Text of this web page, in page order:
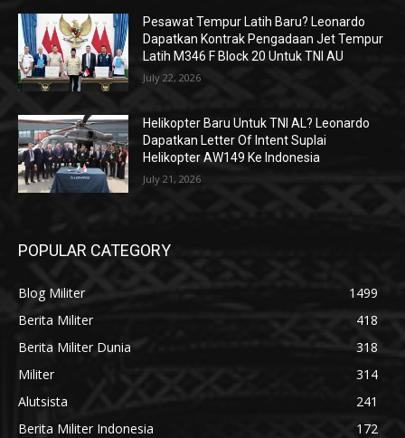
Pesawat Tempur Latih Baru? Leonardo
Dapatkan Kontrak Pengadaan Jet Tempur
Latih M346 F Block 20 Untuk TNI AU
July 22, 2026
Helikopter Baru Untuk TNI AL? Leonardo
Dapatkan Letter Of Intent Suplai
Helikopter AW149 Ke Indonesia
July 21, 2026
POPULAR CATEGORY
Blog Militer
1499
Berita Militer
418
Berita Militer Dunia
318
Militer
314
Alutsista
241
Berita Militer Indonesia
172